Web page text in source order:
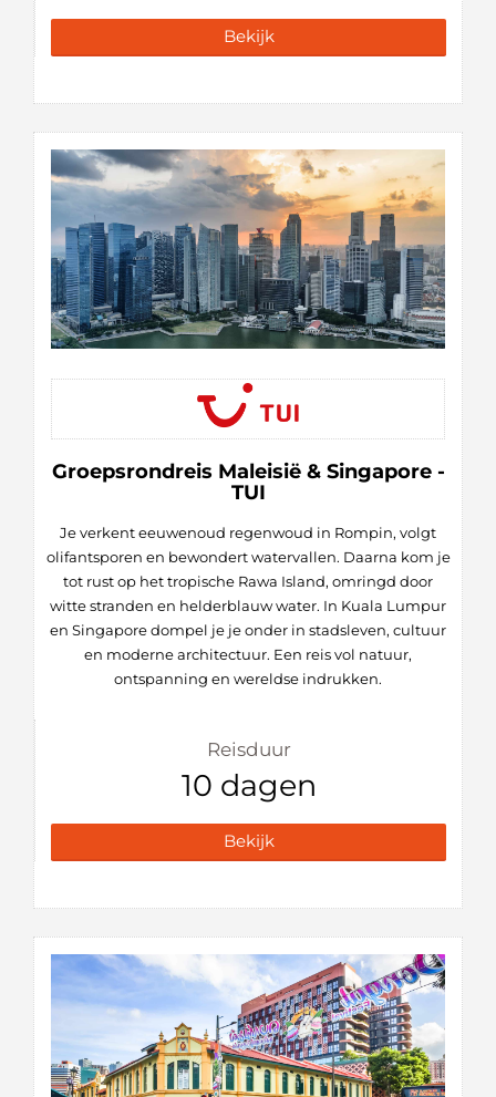
Bekijk
Groepsrondreis Maleisië & Singapore -
TUI
Je verkent eeuwenoud regenwoud in Rompin, volgt
olifantsporen en bewondert watervallen. Daarna kom je
tot rust op het tropische Rawa Island, omringd door
witte stranden en helderblauw water. In Kuala Lumpur
en Singapore dompel je je onder in stadsleven, cultuur
en moderne architectuur. Een reis vol natuur,
ontspanning en wereldse indrukken.
Reisduur
10 dagen
Bekijk